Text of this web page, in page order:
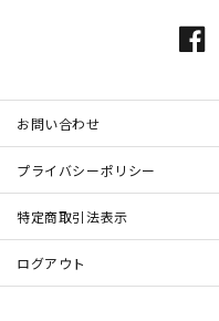
お問い合わせ
プライバシーポリシー
特定商取引法表示
ログアウト